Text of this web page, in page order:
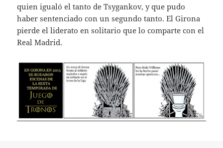
quien igualó el tanto de Tsygankov, y que pudo
haber sentenciado con un segundo tanto. El Girona
pierde el liderato en solitario que lo comparte con el
Real Madrid.